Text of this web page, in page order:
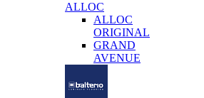
ALLOC
ALLOC
ORIGINAL
GRAND
AVENUE